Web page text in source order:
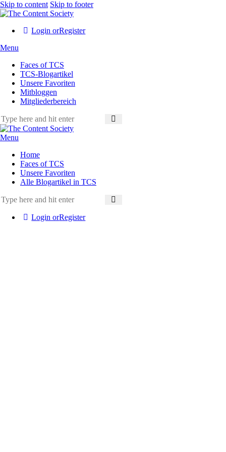
Skip to content Skip to footer
Login orRegister
Menu
Faces of TCS
TCS-Blogartikel
Unsere Favoriten
Mitbloggen
Mitgliederbereich
Menu
Home
Faces of TCS
Unsere Favoriten
Alle Blogartikel in TCS
Login orRegister